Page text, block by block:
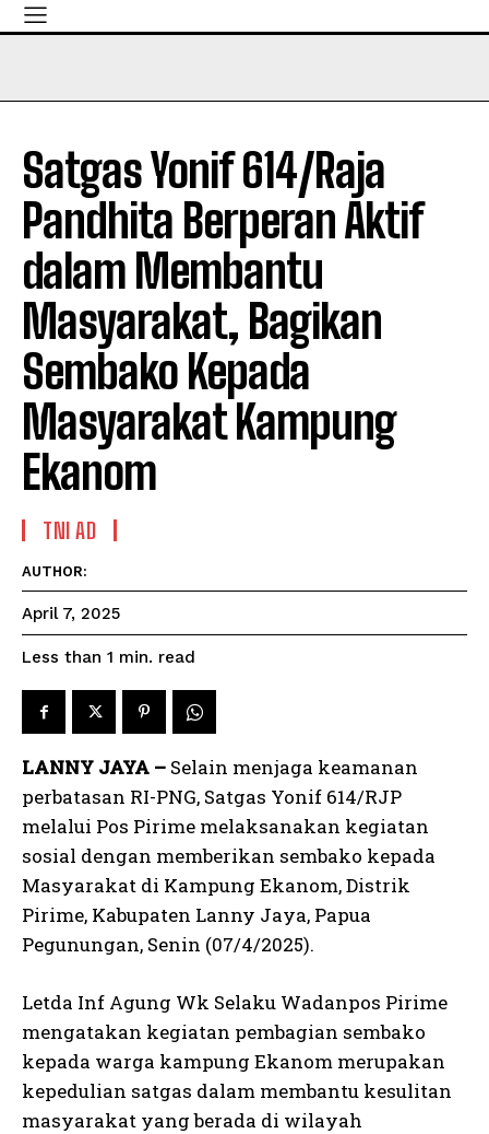
Satgas Yonif 614/Raja
Pandhita Berperan Aktif
dalam Membantu
Masyarakat, Bagikan
Sembako Kepada
Masyarakat Kampung
Ekanom
TNI AD
AUTHOR:
April 7, 2025
Less than 1 min. read
LANNY JAYA – Selain menjaga keamanan
perbatasan RI-PNG, Satgas Yonif 614/RJP
melalui Pos Pirime melaksanakan kegiatan
sosial dengan memberikan sembako kepada
Masyarakat di Kampung Ekanom, Distrik
Pirime, Kabupaten Lanny Jaya, Papua
Pegunungan, Senin (07/4/2025).
Letda Inf Agung Wk Selaku Wadanpos Pirime
mengatakan kegiatan pembagian sembako
kepada warga kampung Ekanom merupakan
kepedulian satgas dalam membantu kesulitan
masyarakat yang berada di wilayah